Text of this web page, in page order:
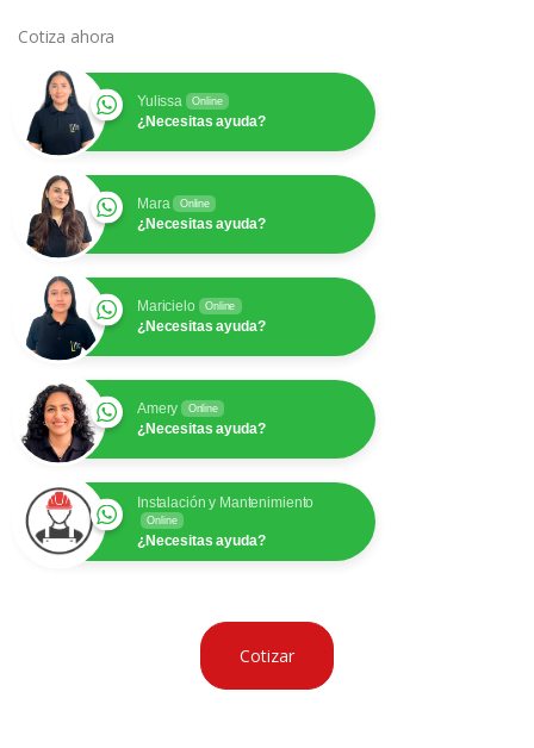
Cotiza ahora
Yulissa Online
¿Necesitas ayuda?
Mara Online
¿Necesitas ayuda?
Maricielo Online
¿Necesitas ayuda?
Amery Online
¿Necesitas ayuda?
Instalación y Mantenimiento
Online
¿Necesitas ayuda?
Cotizar